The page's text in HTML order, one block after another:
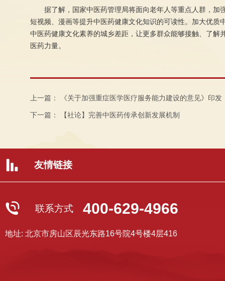
据了解，国家中医药管理局将面向老年人等重点人群，
短视频、漫画等提升中医药健康文化知识的可读性。加大优
中医药健康文化素养的城乡差距，让更多群众能够接触、了
医药力量。
上一篇： 《关于加强重症医学医疗服务能力建设的意见》印发
下一篇： 【社论】完善中医药传承创新发展机制
友情链接
联系方式 400-629-4966
地址: 北京市房山区辰光东路16号院4号楼4层416